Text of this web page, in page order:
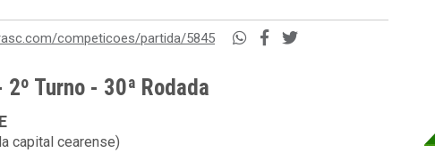
competicoes/partida/5845
Turno - 30ª Rodada
capital cearense)